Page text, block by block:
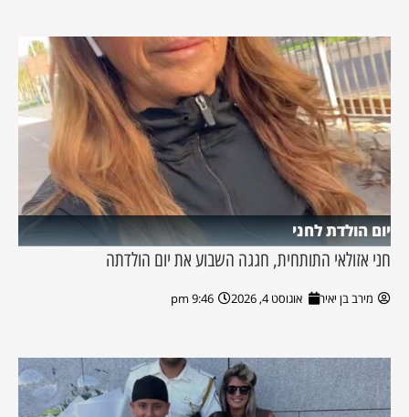
יום הולדת לחני
חני אזולאי התותחית, חגגה השבוע את יום הולדתה
מירב בן יאיר אוגוסט 4, 2026 9:46 pm